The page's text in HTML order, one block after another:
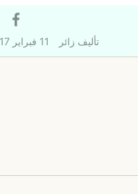
تأليف زائر 11 فبراير 2017